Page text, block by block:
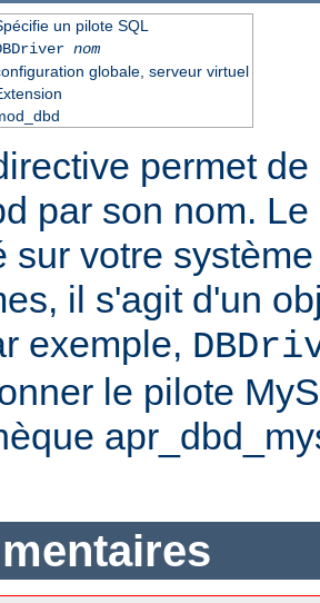
un pilote SQL
nom
globale, serveur virtuel
permet
par son nom.
sur votre
il s'agit d'un
exemple,
le pilote